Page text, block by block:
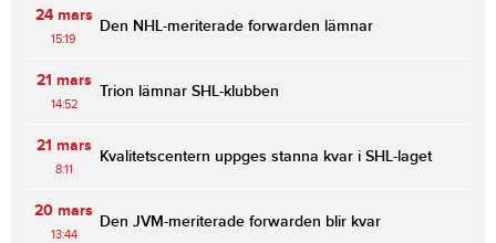
24 mars
15:19
Den NHL-meriterade forwarden lämnar
21 mars
14:52
Trion lämnar SHL-klubben
21 mars
8:11
Kvalitetscentern uppges stanna kvar i SHL-laget
20 mars
13:44
Den JVM-meriterade forwarden blir kvar